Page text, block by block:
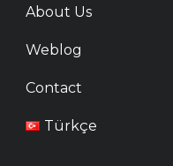
About Us
Weblog
Contact
Türkçe